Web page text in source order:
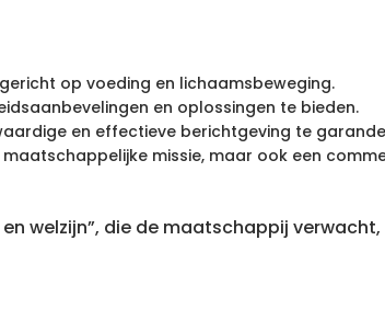
op voeding en lichaamsbeweging.
en oplossingen te bieden.
en effectieve berichtgeving te
missie, maar ook een
welzijn”, die de maatschappij